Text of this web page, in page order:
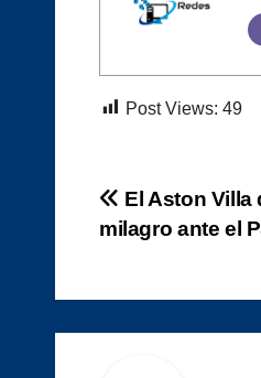
Post Views: 49
de
entradas
El Aston Villa
milagro ante el